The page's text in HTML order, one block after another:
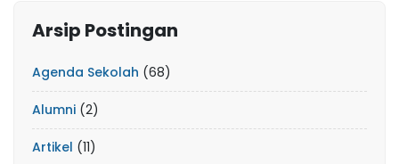
Arsip Postingan
Agenda Sekolah (68)
Alumni (2)
Artikel (11)